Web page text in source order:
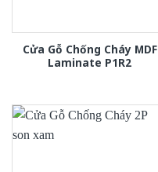
Cửa Gỗ Chống Cháy MDF
Laminate P1R2